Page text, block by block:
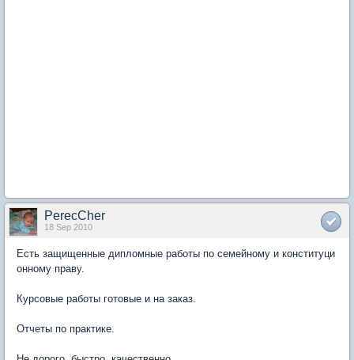
PerecCher
18 Sep 2010
Есть защищенные дипломные работы по семейному и конституци
онному праву.
Курсовые работы готовые и на заказ.
Отчеты по практике.